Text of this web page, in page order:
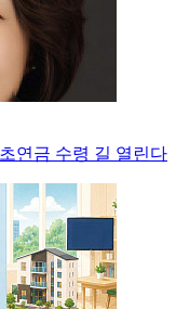
연금 수령 길 열린다